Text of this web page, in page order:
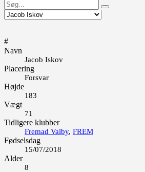
#
Navn
Jacob Iskov
Placering
Forsvar
Højde
183
Vægt
71
Tidligere klubber
Fremad Valby, FREM
Fødselsdag
15/07/2018
Alder
8